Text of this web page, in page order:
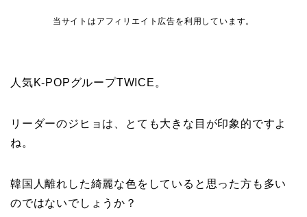
当サイトはアフィリエイト広告を利用しています。
人気K-POPグループTWICE。
リーダーのジヒョは、とても大きな目が印象的ですよ
ね。
韓国人離れした綺麗な色をしていると思った方も多い
のではないでしょうか？